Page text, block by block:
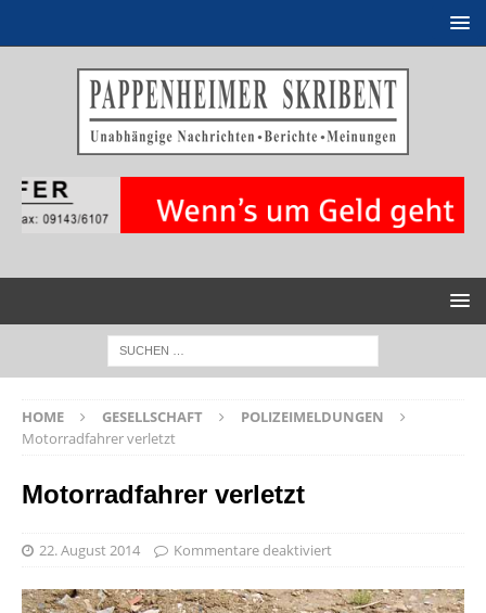
HOME GESELLSCHAFT
POLIZEIMELDUNGEN
Motorradfahrer verletzt
Motorradfahrer verletzt
22. August 2014 Kommentare deaktiviert